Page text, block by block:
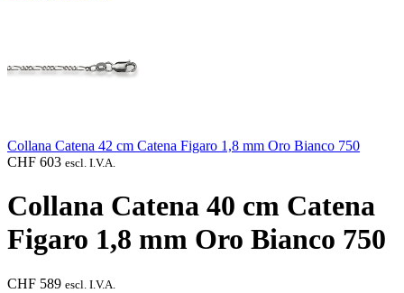
Collana Catena 42 cm Catena Figaro 1,8 mm Oro Bianco 750
CHF 603 escl. I.V.A.
Collana Catena 40 cm Catena
Figaro 1,8 mm Oro Bianco 750
CHF 589 escl. I.V.A.